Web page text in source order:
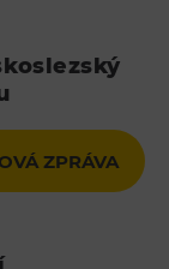
ZPRÁVA